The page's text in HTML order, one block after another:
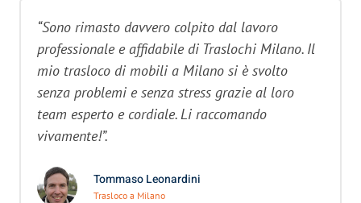
“Sono rimasto davvero colpito dal lavoro
professionale e affidabile di Traslochi Milano. Il
mio trasloco di mobili a Milano si è svolto
senza problemi e senza stress grazie al loro
team esperto e cordiale. Li raccomando
vivamente!”.
Tommaso Leonardini
Trasloco a Milano